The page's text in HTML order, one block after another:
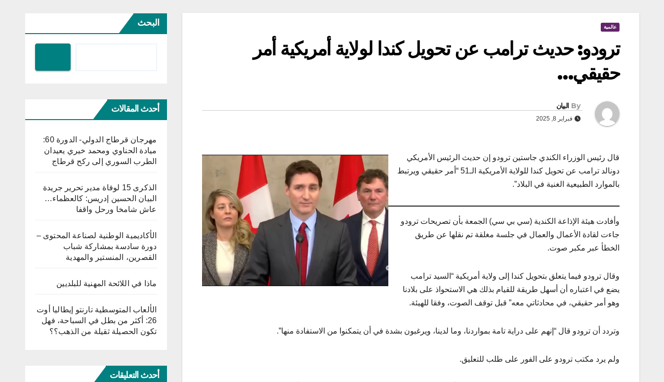
عالمية
ترودو: حديث ترامب عن تحويل كندا لولاية أمريكية أمر
حقيقي…
By البيان
فبراير 8, 2025
قال رئيس الوزراء الكندي جاستين ترودو إن حديث الرئيس الأمريكي
دونالد ترامب عن تحويل كندا للولاية الأمريكية الـ51 “أمر حقيقي ويرتبط
بالموارد الطبيعية الغنية في البلاد”.
وأفادت هيئة الإذاعة الكندية (سي بي سي) الجمعة بأن تصريحات ترودو
جاءت لقادة الأعمال والعمال في جلسة مغلقة تم نقلها عن طريق
الخطأ عبر مكبر صوت.
وقال ترودو فيما يتعلق بتحويل كندا إلى ولاية أمريكية “السيد ترامب
يضع في اعتباره أن أسهل طريقة للقيام بذلك هي الاستحواذ على بلادنا
وهو أمر حقيقي، في محادثاتي معه” قبل توقف الصوت، وفقا للهيئة.
وتردد أن ترودو قال “إنهم على دراية تامة بمواردنا، وما لدينا، ويرغبون بشدة في أن يتمكنوا من الاستفادة منها”.
ولم يرد مكتب ترودو على الفور على طلب للتعليق.
البحث
أحدث المقالات
مهرجان قرطاج الدولي- الدورة 60:
ميادة الحناوي ومحمد خيري يعيدان
الطرب السوري إلى ركح قرطاج
الذكرى 15 لوفاة مدير تحرير جريدة
البيان الحسين إدريس: كالعظماء…
عاش شامخا ورحل واقفا
الأكاديمية الوطنية لصناعة المحتوى –
دورة سادسة بمشاركة شباب
القصرين، المنستير والمهدية
ماذا في اللائحة المهنية للبلديين
الألعاب المتوسطية تارنتو إيطاليا أوت
26: أكثر من بطل في السباحة، فهل
تكون الحصيلة ثقيلة من الذهب؟؟
أحدث التعليقات